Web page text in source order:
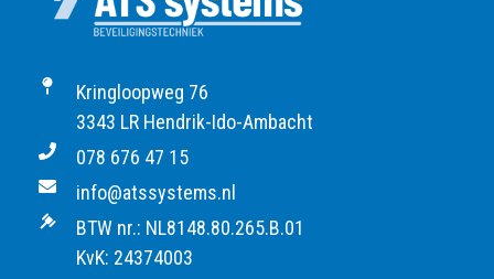
Kringloopweg 76
3343 LR Hendrik-Ido-Ambacht
078 676 47 15
info@atssystems.nl
BTW nr.: NL8148.80.265.B.01
KvK: 24374003